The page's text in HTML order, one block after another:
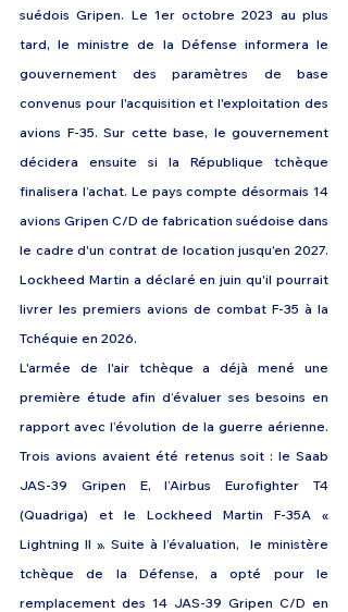
suédois Gripen. Le 1er octobre 2023 au plus
tard, le ministre de la Défense informera le
gouvernement des paramètres de base
convenus pour l'acquisition et l'exploitation des
avions F-35. Sur cette base, le gouvernement
décidera ensuite si la République tchèque
finalisera l’achat. Le pays compte désormais 14
avions Gripen C/D de fabrication suédoise dans
le cadre d'un contrat de location jusqu'en 2027.
Lockheed Martin a déclaré en juin qu'il pourrait
livrer les premiers avions de combat F-35 à la
Tchéquie en 2026.
L'armée de l'air tchèque a déjà mené une
première étude afin d’évaluer ses besoins en
rapport avec l’évolution de la guerre aérienne.
Trois avions avaient été retenus soit : le Saab
JAS-39 Gripen E, l’Airbus Eurofighter T4
(Quadriga) et le Lockheed Martin F-35A «
Lightning II ». Suite à l’évaluation,  le ministère
tchèque de la Défense, a opté pour le
remplacement des 14 JAS-39 Gripen C/D en